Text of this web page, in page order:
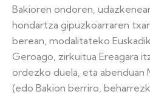
Bakioren ondoren,
hondartza gipuzkoarraren
berean, modalitateko
Geroago, zirkuitua Ereagara
ordezko duela, eta abenduan
(edo Bakion berriro,